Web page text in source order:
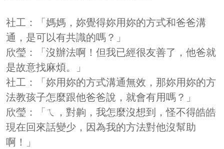
社工：「媽媽，妳覺得妳用妳的方式和爸爸溝
通，是可以有共識的嗎？」
欣瑩：「沒辦法啊！但我已經很友善了，他爸就
是故意找麻煩。」
社工：「妳用妳的方式溝通無效，那妳用妳的方
法教孩子怎麼跟他爸爸說，就會有用嗎？」
欣瑩：「ㄟ，對齁，我怎麼沒想到，怪不得皓皓
現在回來話變少，因為我的方法對他沒幫助
啊！」